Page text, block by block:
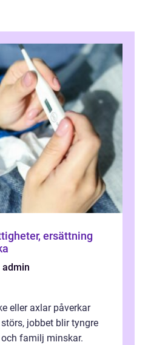
admin
eller axlar påverkar
jobbet blir tyngre
familj minskar.